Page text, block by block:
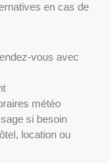
en cas de
vous avec
météo
si besoin
location ou